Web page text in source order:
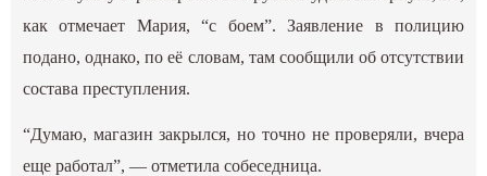
как отмечает Мария, “с боем”. Заявление в полицию
подано, однако, по её словам, там сообщили об отсутствии
состава преступления.
“Думаю, магазин закрылся, но точно не проверяли, вчера
еще работал”, — отметила собеседница.